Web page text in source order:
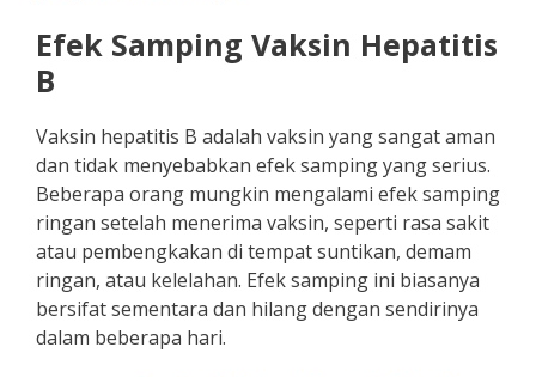
Efek Samping Vaksin Hepatitis
B
Vaksin hepatitis B adalah vaksin yang sangat aman
dan tidak menyebabkan efek samping yang serius.
Beberapa orang mungkin mengalami efek samping
ringan setelah menerima vaksin, seperti rasa sakit
atau pembengkakan di tempat suntikan, demam
ringan, atau kelelahan. Efek samping ini biasanya
bersifat sementara dan hilang dengan sendirinya
dalam beberapa hari.